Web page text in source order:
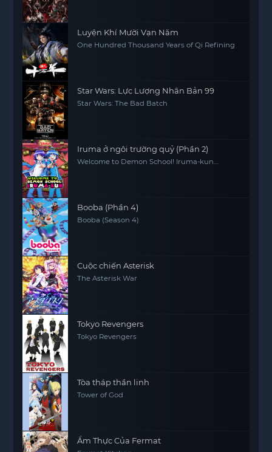
Luyện Khí Mười Vạn Năm
One Hundred Thousand Years of Qi Refining
Star Wars: Lực Lượng Nhân Bản 99
Star Wars: The Bad Batch
Iruma ở ngôi trường quỷ (Phần 2)
Welcome to Demon School! Iruma-kun
Booba (Phần 4)
Booba (Season 4)
Cuộc chiến Asterisk
The Asterisk War
Tokyo Revengers
Tokyo Revengers
Tòa tháp thần linh
Tower of God
Ẩm Thực Của Fermat